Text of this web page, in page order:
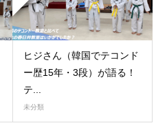
ヒジさん（韓国でテコンド
ー歴15年・3段）が語る！
テ...
未分類